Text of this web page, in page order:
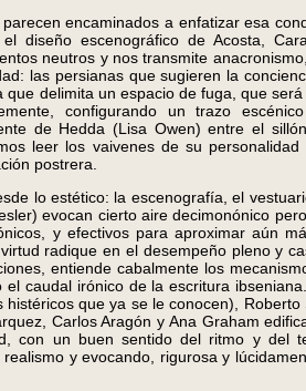
encaminados a enfatizar esa
diseño escenográfico de Acosta,
neutros y nos transmite
las persianas que sugieren la
delimita un espacio de fuga, que
configurando un trazo
de Hedda (Lisa Owen) entre el
leer los vaivenes de su personalidad
postrera.
lo estético: la escenografía, el
evocan cierto aire decimonónico
y efectivos para aproximar aún
radique en el desempeño pleno y
entiende cabalmente los
caudal irónico de la escritura
que ya se le conocen), Roberto
Carlos Aragón y Ana Graham
con un buen sentido del ritmo y del
y evocando, rigurosa y